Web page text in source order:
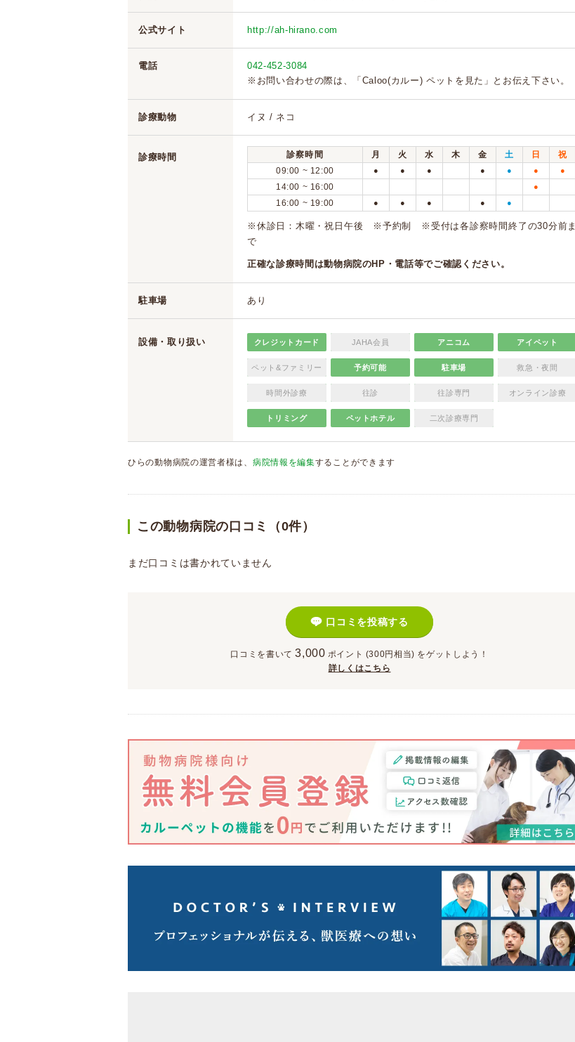
公式サイト http://ah-hirano.com
電話
042-452-3084
※お問い合わせの際は、「Caloo(カルー) ペットを見た」とお伝え下さい。
診療動物 イヌ / ネコ
診療時間 診察時間 月 火 水 木 金 土 日
祝
09:00 ~ 12:00
● ● ● ● ● ● ●
14:00 ~ 16:00 ●
16:00 ~ 19:00 ● ● ● ● ●
※休診日：木曜・祝日午後 ※予約制 ※受付は各診察時間終了の30分前ま
で
正確な診療時間は動物病院のHP・電話等でご確認ください。
駐車場 あり
設備・取り扱い クレジットカード JAHA会員 アニコム アイペット
ペット&ファミリー 予約可能 駐車場 救急・夜間
時間外診療 往診 往診専門 オンライン診療
トリミング ペットホテル 二次診療専門
ひらの動物病院の運営者様は、 病院情報を編集することができます
この動物病院の口コミ（0件）
まだ口コミは書かれていません
口コミを投稿する
口コミを書いて 3,000 ポイント (300円相当) をゲットしよう！
詳しくはこちら